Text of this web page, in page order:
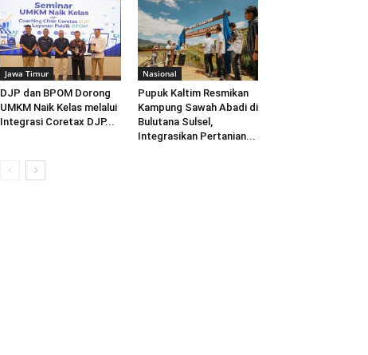
Jawa Timur
DJP dan BPOM Dorong
UMKM Naik Kelas melalui
Integrasi Coretax DJP...
Nasional
Pupuk Kaltim Resmikan
Kampung Sawah Abadi di
Bulutana Sulsel,
Integrasikan Pertanian...